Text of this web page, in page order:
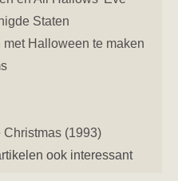
Staten
Halloween te maken
(1993)
ook interessant